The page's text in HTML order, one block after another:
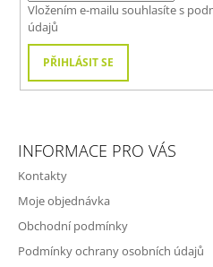
Vložením e-mailu souhlasíte s
údajů
PŘIHLÁSIT SE
INFORMACE PRO VÁS
Kontakty
Moje objednávka
Obchodní podmínky
Podmínky ochrany osobních údajů